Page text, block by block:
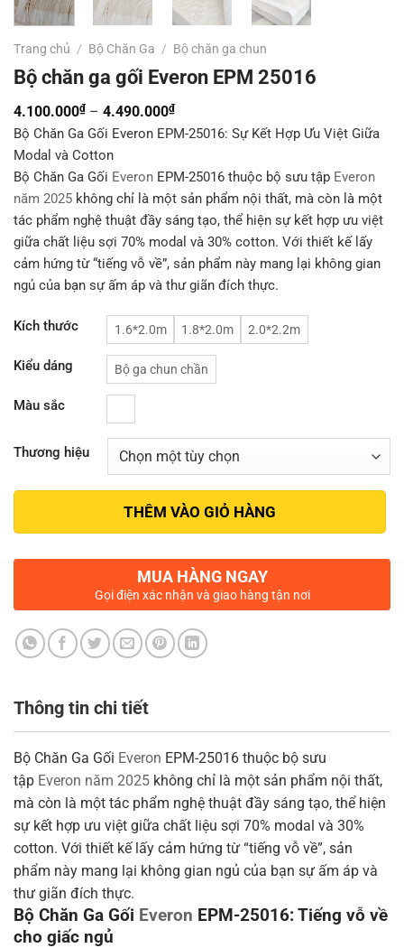
Trang chủ / Bộ Chăn Ga / Bộ chăn ga chun
Bộ chăn ga gối Everon EPM 25016
4.100.000₫ – 4.490.000₫Khoảng
giá:
4.100.000₫
đến
4.490.000₫
Bộ Chăn Ga Gối Everon EPM-25016: Sự Kết Hợp Ưu Việt Giữa
Modal và Cotton
Bộ Chăn Ga Gối Everon EPM-25016 thuộc bộ sưu tập Everon
năm 2025 không chỉ là một sản phẩm nội thất, mà còn là một
tác phẩm nghệ thuật đầy sáng tạo, thể hiện sự kết hợp ưu việt
giữa chất liệu sợi 70% modal và 30% cotton. Với thiết kế lấy
cảm hứng từ “tiếng vỗ về”, sản phẩm này mang lại không gian
ngủ của bạn sự ấm áp và thư giãn đích thực.
Kích thước 1.6*2.0m 1.8*2.0m 2.0*2.2m
Kiểu dáng Bộ ga chun chần
Màu sắc
Thương hiệu
THÊM VÀO GIỎ HÀNG
MUA HÀNG NGAY
Gọi điện xác nhận và giao hàng tận nơi
Thông tin chi tiết
Bộ Chăn Ga Gối Everon EPM-25016 thuộc bộ sưu
tập Everon năm 2025 không chỉ là một sản phẩm nội thất,
mà còn là một tác phẩm nghệ thuật đầy sáng tạo, thể hiện
sự kết hợp ưu việt giữa chất liệu sợi 70% modal và 30%
cotton. Với thiết kế lấy cảm hứng từ “tiếng vỗ về”, sản
phẩm này mang lại không gian ngủ của bạn sự ấm áp và
thư giãn đích thực.
Bộ Chăn Ga Gối Everon EPM-25016: Tiếng vỗ về
cho giấc ngủ